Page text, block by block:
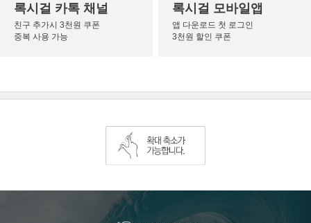
록시걸 카톡 채널
친구 추가시 3천원 쿠폰
중복 사용 가능
록시걸 모바일앱
앱 다운로드 첫 로그인
3천원 할인 쿠폰